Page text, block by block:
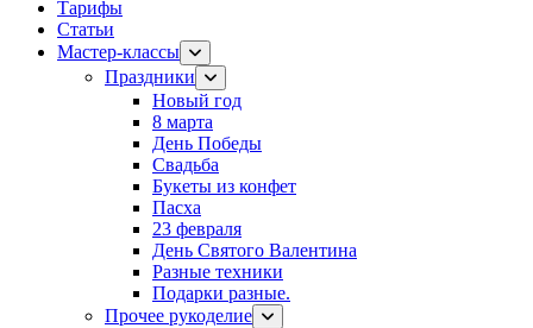
Тарифы
Статьи
Мастер-классы
Праздники
Новый год
8 марта
День Победы
Свадьба
Букеты из конфет
Пасха
23 февраля
День Святого Валентина
Разные техники
Подарки разные.
Прочее рукоделие